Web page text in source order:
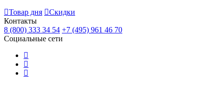
Товар дня
Скидки
Контакты
8 (800) 333 34 54 +7 (495) 961 46 70
Социальные сети